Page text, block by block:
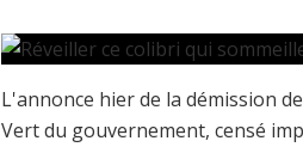
L'annonce hier de la démission
Vert du gouvernement, censé